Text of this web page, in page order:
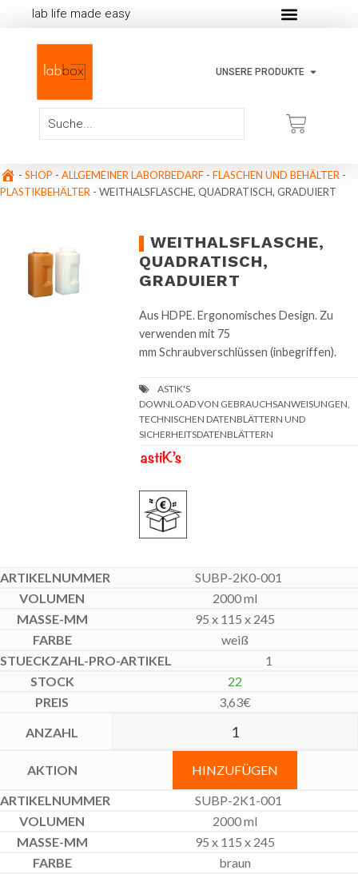
lab life made easy
UNSERE PRODUKTE
- SHOP - ALLGEMEINER LABORBEDARF - FLASCHEN UND BEHÄLTER -
PLASTIKBEHÄLTER - WEITHALSFLASCHE, QUADRATISCH, GRADUIERT
WEITHALSFLASCHE,
QUADRATISCH,
GRADUIERT
Aus HDPE. Ergonomisches Design. Zu
verwenden mit 75
mm Schraubverschlüssen (inbegriffen).
DOWNLOAD VON GEBRAUCHSANWEISUNGEN,
TECHNISCHEN DATENBLÄTTERN UND
SICHERHEITSDATENBLÄTTERN
SUBP-2K0-001
2000 ml
95 x 115 x 245
weiß
1
22
3,63€
HINZUFÜGEN
SUBP-2K1-001
2000 ml
95 x 115 x 245
braun